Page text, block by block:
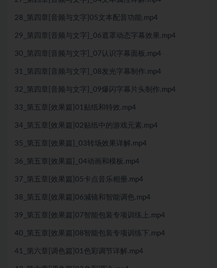
28_第四章[音频与文字]05文本配音功能.mp4
29_第四章[音频与文字]_06遮罩动态字幕效果.mp4
30_第四章[音频与文字]_07认识字幕面板.mp4
31_第四章[音频与文字]_08发光字幕制作.mp4
32_第四章[音频与文字]_09爆闪字幕片头制作.mp4
33_第五章[效果篇]01贴纸和特效.mp4
34_第五章[效果篇]02贴纸中的游戏元素.mp4
35_第五章[效果篇]_03转场效果详解.mp4
36_第五章[效果篇]_04动画和模板.mp4
37_第五章[效果篇]05卡点音乐相册.mp4
38_第五章[效果篇]06減镜和智能调色.mp4
39_第五章[效果篇]07智能包装专项训练上.mp4
40_第五章[效果篇]08智能包装专项训练下.mp4
41_第六章[调色篇]01色彩调节详解.mp4